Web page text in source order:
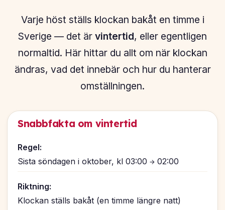
Varje höst ställs klockan bakåt en timme i
Sverige — det är vintertid, eller egentligen
normaltid. Här hittar du allt om när klockan
ändras, vad det innebär och hur du hanterar
omställningen.
Snabbfakta om vintertid
Regel:
Sista söndagen i oktober, kl 03:00 → 02:00
Riktning:
Klockan ställs bakåt (en timme längre natt)